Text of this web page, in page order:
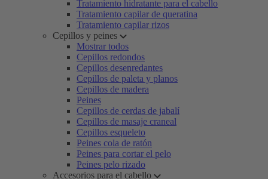
Tratamiento hidratante para el cabello
Tratamiento capilar de queratina
Tratamiento capilar rizos
Cepillos y peines
Mostrar todos
Cepillos redondos
Cepillos desenredantes
Cepillos de paleta y planos
Cepillos de madera
Peines
Cepillos de cerdas de jabalí
Cepillos de masaje craneal
Cepillos esqueleto
Peines cola de ratón
Peines para cortar el pelo
Peines pelo rizado
Accesorios para el cabello